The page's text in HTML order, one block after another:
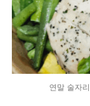
연말 술자